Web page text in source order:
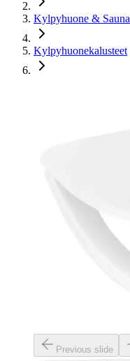
Kylpyhuone & Sauna
Kylpyhuonekalusteet
Previous slide